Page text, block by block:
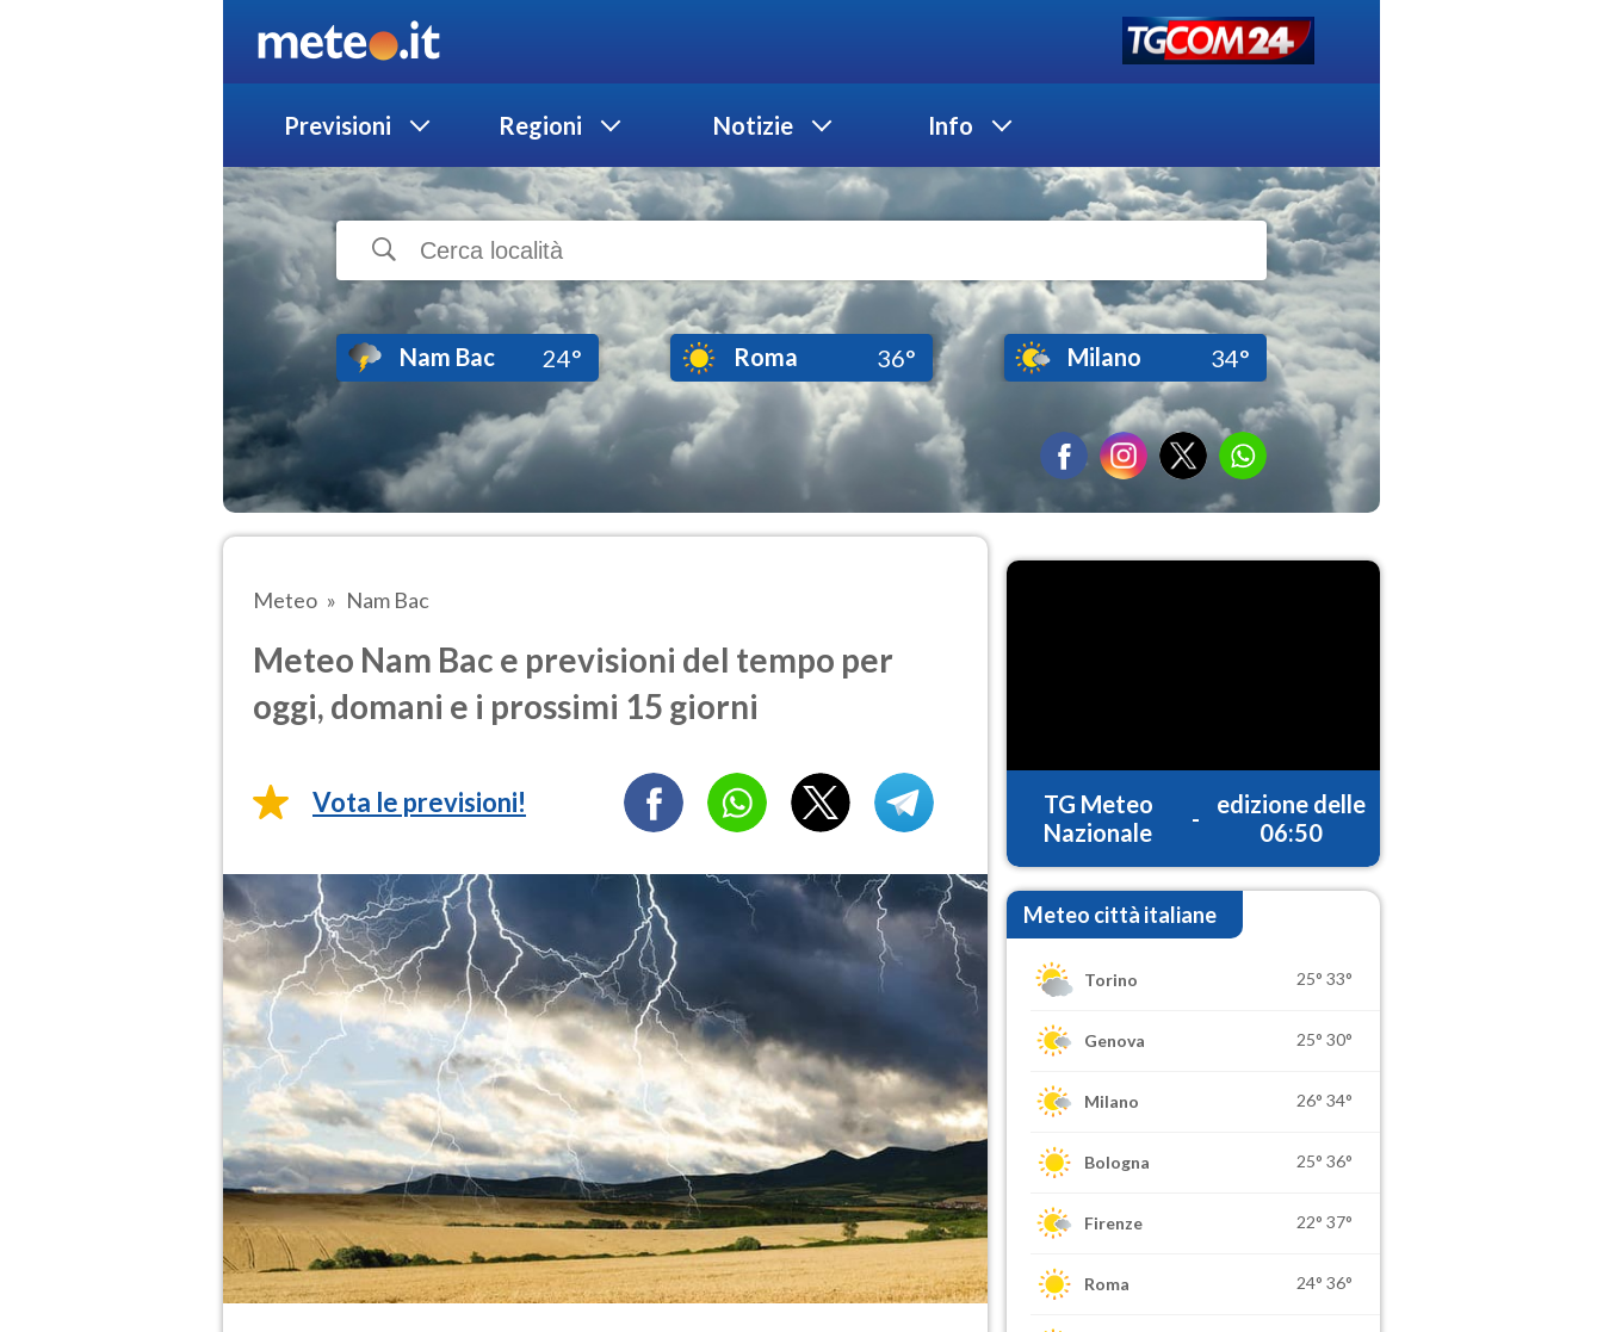
Previsioni Regioni Notizie Info
Nam Bac 24° Roma 36° Milano 34°
Meteo Nam Bac
Meteo Nam Bac e previsioni del tempo per
oggi, domani e i prossimi 15 giorni
Vota le previsioni!
TG Meteo
Nazionale
-
edizione delle
06:50
Meteo città italiane
Torino 25° 33°
Genova 25° 30°
Milano 26° 34°
Bologna 25° 36°
Firenze 22° 37°
Roma 24° 36°